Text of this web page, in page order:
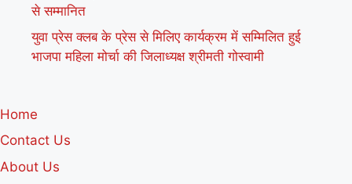
से सम्मानित
युवा प्रेस क्लब के प्रेस से मिलिए कार्यक्रम में सम्मिलित हुई
भाजपा महिला मोर्चा की जिलाध्यक्ष श्रीमती गोस्वामी
Home
Contact Us
About Us